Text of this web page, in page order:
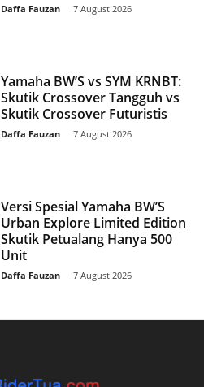
Daffa Fauzan 7 August 2026
Yamaha BW’S vs SYM KRNBT:
Skutik Crossover Tangguh vs
Skutik Crossover Futuristis
Daffa Fauzan 7 August 2026
Versi Spesial Yamaha BW’S
Urban Explore Limited Edition
Skutik Petualang Hanya 500
Unit
Daffa Fauzan 7 August 2026